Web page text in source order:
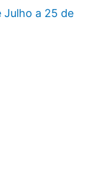
Julho a 25 de